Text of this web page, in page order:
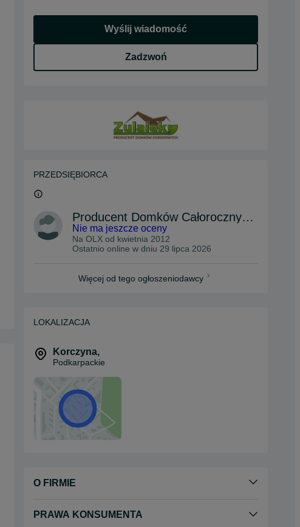
Wyślij wiadomość
Zadzwoń
PRZEDSIĘBIORCA
Producent Domków Całorocznych Zylajek
Nie ma jeszcze oceny
Na OLX od kwietnia 2012
Ostatnio online w dniu 29 lipca 2026
Więcej od tego ogłoszeniodawcy
LOKALIZACJA
Korczyna,
Podkarpackie
O FIRMIE
PRAWA KONSUMENTA